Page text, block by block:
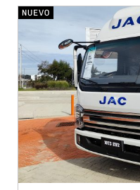
NUEVO